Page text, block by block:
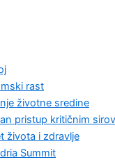
rast
životne sredine
pristup kritičnim
života i zdravlje
Summit